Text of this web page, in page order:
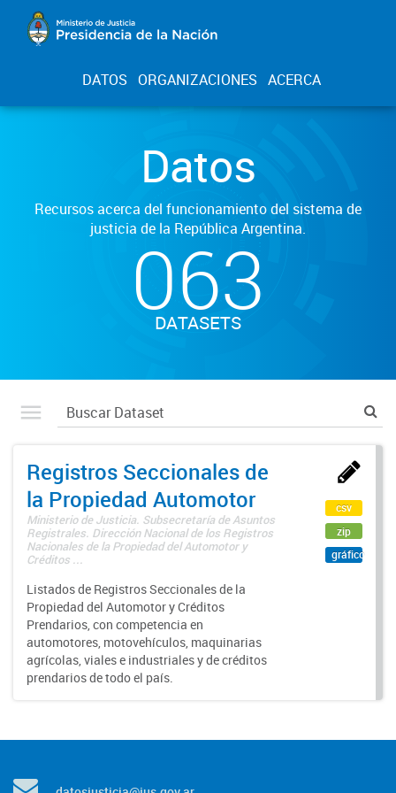
DATOS ORGANIZACIONES ACERCA
Datos
Recursos acerca del funcionamiento del sistema de
justicia de la República Argentina.
063
DATASETS
Registros Seccionales de
la Propiedad Automotor
Ministerio de Justicia. Subsecretaría de Asuntos
Registrales. Dirección Nacional de los Registros
Nacionales de la Propiedad del Automotor y
Créditos ...
Listados de Registros Seccionales de la
Propiedad del Automotor y Créditos
Prendarios, con competencia en
automotores, motovehículos, maquinarias
agrícolas, viales e industriales y de créditos
prendarios de todo el país.
csv
zip
gráfico